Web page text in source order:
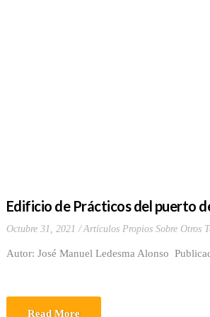
Edificio de Prácticos del puerto
Octubre 31, 2021 Artículos Propios Sobre Otros
Autor: José Manuel Ledesma Alonso
Read More